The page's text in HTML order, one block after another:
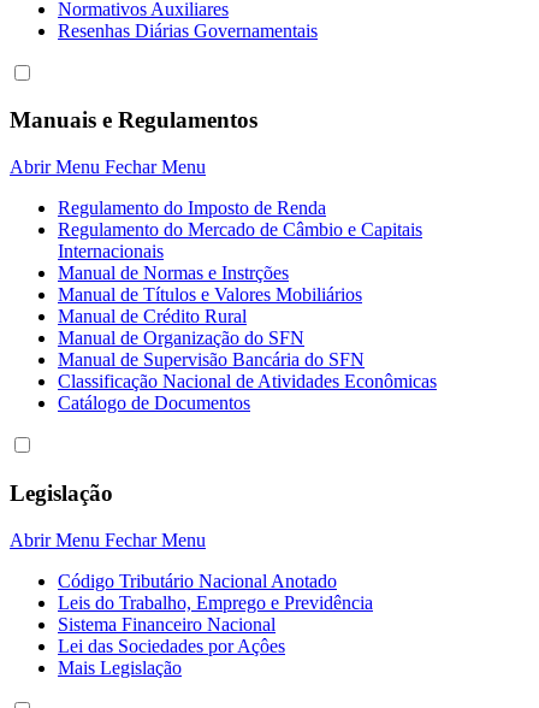
Normativos Auxiliares
Resenhas Diárias Governamentais
Manuais e Regulamentos
Abrir Menu Fechar Menu
Regulamento do Imposto de Renda
Regulamento do Mercado de Câmbio e Capitais
Internacionais
Manual de Normas e Instrções
Manual de Títulos e Valores Mobiliários
Manual de Crédito Rural
Manual de Organização do SFN
Manual de Supervisão Bancária do SFN
Classificação Nacional de Atividades Econômicas
Catálogo de Documentos
Legislação
Abrir Menu Fechar Menu
Código Tributário Nacional Anotado
Leis do Trabalho, Emprego e Previdência
Sistema Financeiro Nacional
Lei das Sociedades por Açôes
Mais Legislação